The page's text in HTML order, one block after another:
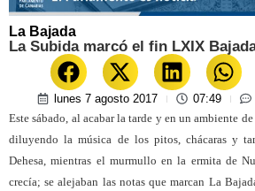
La Bajada
La Subida marcó el fin LXIX
lunes 7 agosto 2017 07:49
Este sábado, al acabar la tarde y en un ambiente
diluyendo la música de los pitos, chácaras y
Dehesa, mientras el murmullo en la ermita de
crecía; se alejaban las notas que marcan La